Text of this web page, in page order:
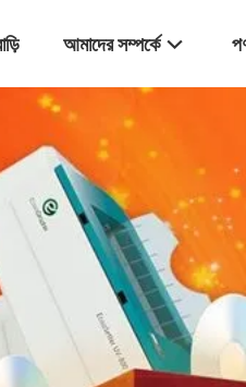
আমাদের সম্পর্কে